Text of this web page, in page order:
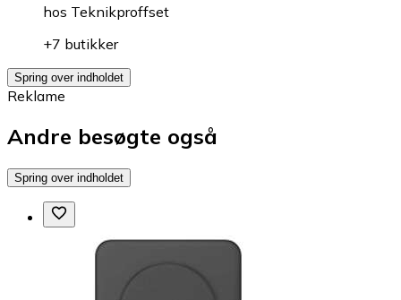
hos Teknikproffset
+7 butikker
Spring over indholdet
Reklame
Andre besøgte også
Spring over indholdet